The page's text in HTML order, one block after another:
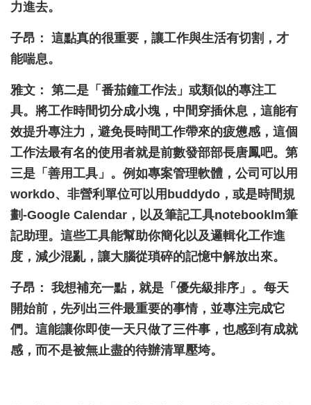
力進去。
子昂： 這點真的很重要，讓工作與生活有切割，才
能喘息。
雅文： 第二是「番茄鐘工作法」或類似的專注工
具。將工作時間切分成小塊，中間穿插休息，這能有
效提升專注力，避免長時間工作帶來的疲憊感，這個
工作法最有名的使用者就是前數發部部長唐鳳吧。第
三是「善用工具」。例如專案管理軟體，公司可以用
workdo、非營利單位可以用buddydo，或是時間規
劃-Google Calendar，以及筆記工具notebooklm筆
記助理。這些工具能幫助你簡化以及邏輯化工作進
度，減少混亂，讓大腦從瑣碎的記憶中解放出來。
子昂： 我想補充一點，就是「優先級排序」。每天
開始前，先列出三件最重要的事情，並專注完成它
們。這能讓你即使一天只做了三件事，也感到有成就
感，而不是被無止盡的待辦清單壓垮。